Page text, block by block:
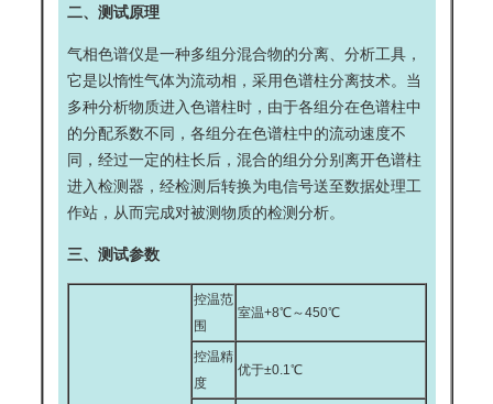
二、测试原理
气相色谱仪是一种多组分混合物的分离、分析工具，
它是以惰性气体为流动相，采用色谱柱分离技术。当
多种分析物质进入色谱柱时，由于各组分在色谱柱中
的分配系数不同，各组分在色谱柱中的流动速度不
同，经过一定的柱长后，混合的组分分别离开色谱柱
进入检测器，经检测后转换为电信号送至数据处理工
作站，从而完成对被测物质的检测分析。
三、测试参数
控温范
围
室温+8℃～450℃
控温精
度
优于±0.1℃